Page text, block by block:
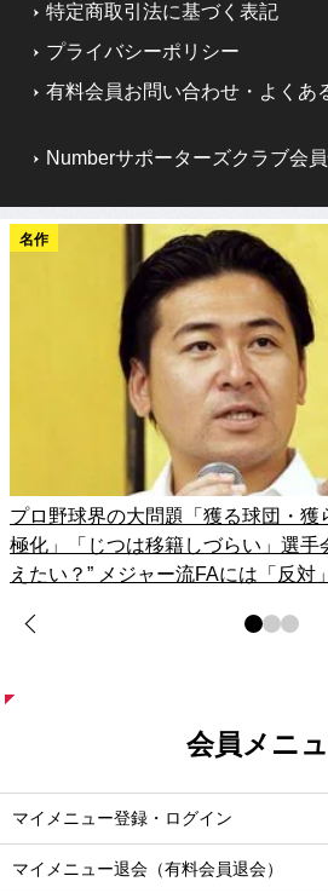
特定商取引法に基づく表記
プライバシーポリシー
有料会員お問い合わせ・よくあ
Numberサポーターズクラブ会
名作
プロ野球界の大問題「獲る球団・獲
極化」「じつは移籍しづらい」選手
えたい？” メジャー流FAには「反対」
会員メニ
マイメニュー登録・ログイン
マイメニュー退会（有料会員退会）